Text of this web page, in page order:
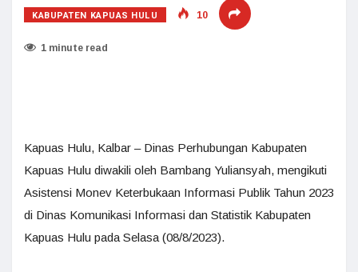
KABUPATEN KAPUAS HULU 10
1 minute read
Kapuas Hulu, Kalbar – Dinas Perhubungan Kabupaten
Kapuas Hulu diwakili oleh Bambang Yuliansyah, mengikuti
Asistensi Monev Keterbukaan Informasi Publik Tahun 2023
di Dinas Komunikasi Informasi dan Statistik Kabupaten
Kapuas Hulu pada Selasa (08/8/2023).